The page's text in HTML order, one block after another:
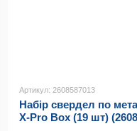
Артикул: 2608587013
Набір свердел по
X-Pro Box (19 шт)